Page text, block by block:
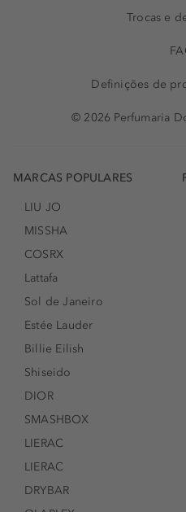
Trocas e
Definições de
© 2026 Perfumaria
MARCAS POPULARES
LIU JO
MISSHA
COSRX
Lattafa
Sol de Janeiro
Estée Lauder
Billie Eilish
Shiseido
DIOR
SMASHBOX
LIERAC
LIERAC
DRYBAR